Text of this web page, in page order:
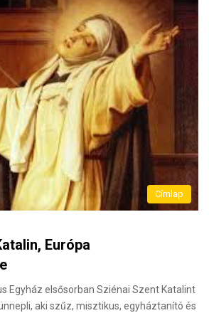
Címlap
Európa
Egyház elsősorban Sziénai Szent Katalint
aki szűz, misztikus, egyháztanító és